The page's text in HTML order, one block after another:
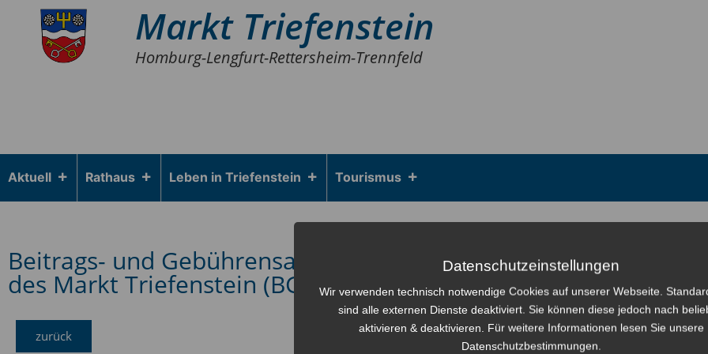
Markt Triefenstein
Homburg-Lengfurt-Rettersheim-Trennfeld
Aktuell Rathaus Leben in Triefenstein Tourismus
Beitrags- und Gebührensatzung zur Entwässerungssatzung
des Markt Triefenstein (BGS/EWS) vom 10.03.2020
zurück
Datenschutzeinstellungen
Wir verwenden technisch notwendige Cookies auf unserer Webseite.
sind alle externen Dienste deaktiviert. Sie können diese jedoch nach
aktivieren & deaktivieren. Für weitere Informationen lesen Sie unsere
Datenschutzbestimmungen.